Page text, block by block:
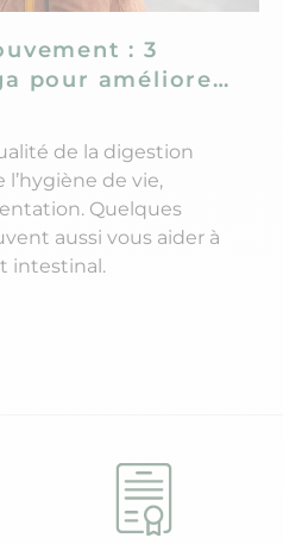
: 3
pour améliorer
de la digestion
de vie,
Quelques
aussi vous aider à
intestinal.